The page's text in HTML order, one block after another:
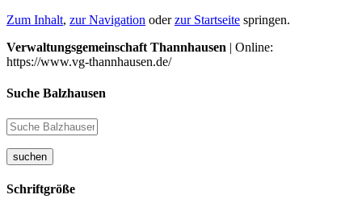
Zum Inhalt, zur Navigation oderzur Startseite springen.
Verwaltungsgemeinschaft Thannhausen | Online:
https://www.vg-thannhausen.de/
Suche Balzhausen
suchen
Schriftgröße